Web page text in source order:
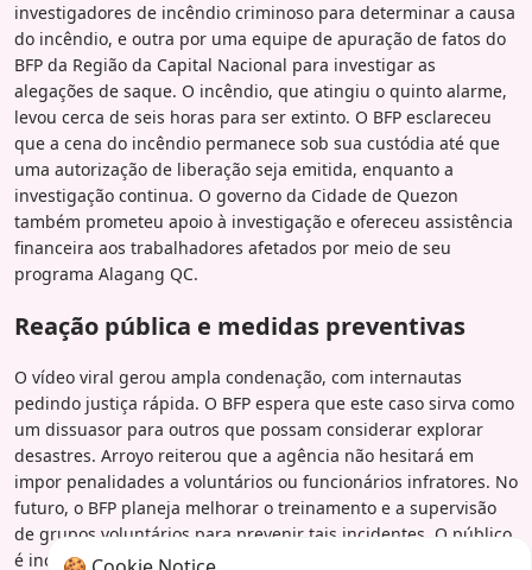
investigadores de incêndio criminoso para determinar a causa
do incêndio, e outra por uma equipe de apuração de fatos do
BFP da Região da Capital Nacional para investigar as
alegações de saque. O incêndio, que atingiu o quinto alarme,
levou cerca de seis horas para ser extinto. O BFP esclareceu
que a cena do incêndio permanece sob sua custódia até que
uma autorização de liberação seja emitida, enquanto a
investigação continua. O governo da Cidade de Quezon
também prometeu apoio à investigação e ofereceu assistência
financeira aos trabalhadores afetados por meio de seu
programa Alagang QC.
Reação pública e medidas preventivas
O vídeo viral gerou ampla condenação, com internautas
pedindo justiça rápida. O BFP espera que este caso sirva como
um dissuasor para outros que possam considerar explorar
desastres. Arroyo reiterou que a agência não hesitará em
impor penalidades a voluntários ou funcionários infratores. No
futuro, o BFP planeja melhorar o treinamento e a supervisão
de grupos voluntários para prevenir tais incidentes. O público
é incentivado a permanecer vigilante e relatar qualquer